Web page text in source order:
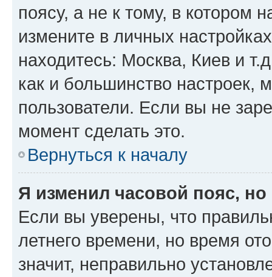
поясу, а не к тому, в котором
измените в личных
находитесь: Москва, Киев и
как и большинство настроек,
пользователи. Если вы не
момент сделать это.
Вернуться к началу
Я изменил часовой пояс,
Если вы уверены, что
летнего времени, но время
значит, неправильно